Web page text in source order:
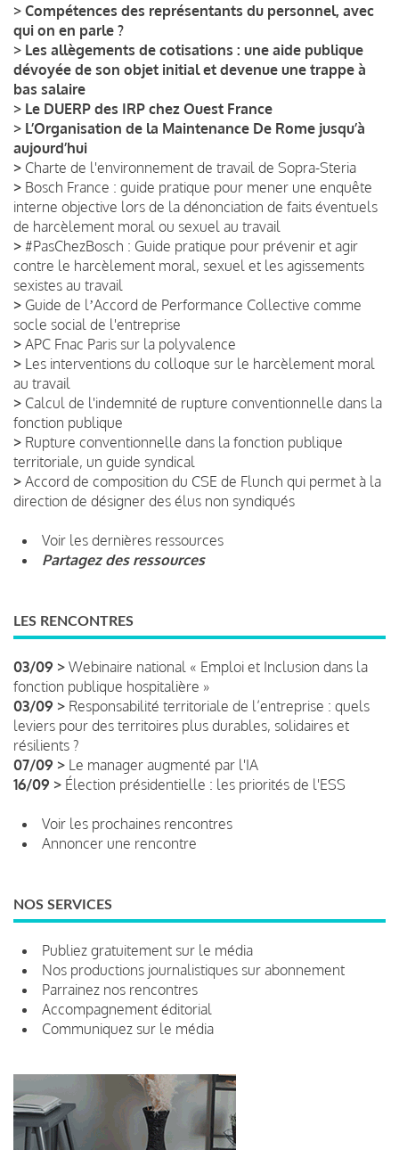
> Compétences des représentants du personnel, avec
qui on en parle ?
> Les allègements de cotisations : une aide publique
dévoyée de son objet initial et devenue une trappe à
bas salaire
> Le DUERP des IRP chez Ouest France
> L’Organisation de la Maintenance De Rome jusqu’à
aujourd’hui
> Charte de l'environnement de travail de Sopra-Steria
> Bosch France : guide pratique pour mener une enquête
interne objective lors de la dénonciation de faits éventuels
de harcèlement moral ou sexuel au travail
> #PasChezBosch : Guide pratique pour prévenir et agir
contre le harcèlement moral, sexuel et les agissements
sexistes au travail
> Guide de lʼAccord de Performance Collective comme
socle social de l'entreprise
> APC Fnac Paris sur la polyvalence
> Les interventions du colloque sur le harcèlement moral
au travail
> Calcul de l'indemnité de rupture conventionnelle dans la
fonction publique
> Rupture conventionnelle dans la fonction publique
territoriale, un guide syndical
> Accord de composition du CSE de Flunch qui permet à la
direction de désigner des élus non syndiqués
Voir les dernières ressources
Partagez des ressources
LES RENCONTRES
03/09 > Webinaire national « Emploi et Inclusion dans la
fonction publique hospitalière »
03/09 > Responsabilité territoriale de l’entreprise : quels
leviers pour des territoires plus durables, solidaires et
résilients ?
07/09 > Le manager augmenté par l'IA
16/09 > Élection présidentielle : les priorités de l'ESS
Voir les prochaines rencontres
Annoncer une rencontre
NOS SERVICES
Publiez gratuitement sur le média
Nos productions journalistiques sur abonnement
Parrainez nos rencontres
Accompagnement éditorial
Communiquez sur le média